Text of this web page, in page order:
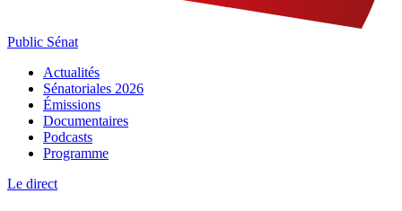
Public Sénat
Actualités
Sénatoriales 2026
Émissions
Documentaires
Podcasts
Programme
Le direct